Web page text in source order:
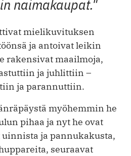
naimakaupat."
mielikuvituksen
ja antoivat leikin
rakensivat maailmoja,
ja juhlittiin –
ja parannuttiin.
myöhemmin he
pihaa ja nyt he ovat
ja pannukakusta,
seuraavat